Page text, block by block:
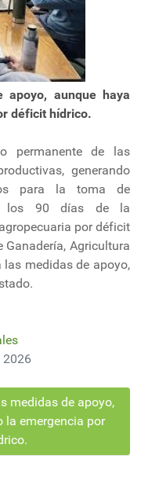
apoyo, aunque haya
déficit hídrico.
permanente de las
generando
para la toma de
los 90 días de la
por déficit
Ganadería, Agricultura
las medidas de apoyo,
2026
medidas de apoyo,
la emergencia por